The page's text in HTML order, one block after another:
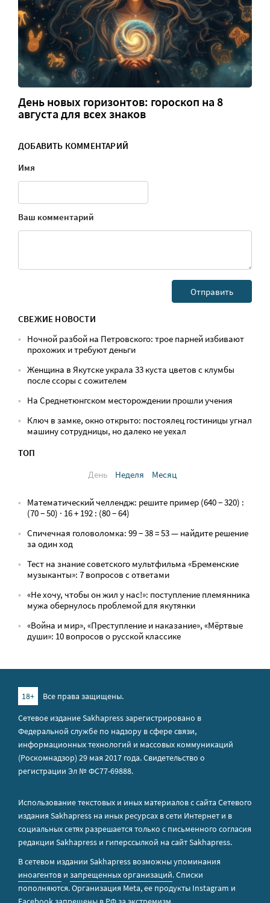
День новых горизонтов: гороскоп на 8
августа для всех знаков
ДОБАВИТЬ КОММЕНТАРИЙ
Имя
Ваш комментарий
СВЕЖИЕ НОВОСТИ
Ночной разбой на Петровского: трое парней избивают
прохожих и требуют деньги
Женщина в Якутске украла 33 куста цветов с клумбы
после ссоры с сожителем
На Среднетюнгском месторождении прошли учения
Ключ в замке, окно открыто: постоялец гостиницы угнал
машину сотрудницы, но далеко не уехал
ТОП
День
Неделя Месяц
Математический челлендж: решите пример (640 − 320) :
(70 − 50) · 16 + 192 : (80 − 64)
Спичечная головоломка: 99 − 38 = 53 — найдите решение
за один ход
Тест на знание советского мультфильма «Бременские
музыканты»: 7 вопросов с ответами
«Не хочу, чтобы он жил у нас!»: поступление племянника
мужа обернулось проблемой для якутянки
«Война и мир», «Преступление и наказание», «Мёртвые
души»: 10 вопросов о русской классике
18+
Все права защищены.
Сетевое издание Sakhapress зарегистрировано в
Федеральной службе по надзору в сфере связи,
информационных технологий и массовых коммуникаций
(Роскомнадзор) 29 мая 2017 года. Свидетельство о
регистрации Эл № ФС77-69888.
Использование текстовых и иных материалов с сайта Сетевого
издания Sakhapress на иных ресурсах в сети Интернет и в
социальных сетях разрешается только с письменного согласия
редакции Sakhapress и гиперссылкой на сайт Sakhapress.
В сетевом издании Sakhapress возможны упоминания
иноагентов и запрещенных организаций. Списки
пополняются. Организация Metа, ее продукты Instagram и